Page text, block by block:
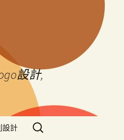
設計,
設計
搜
尋